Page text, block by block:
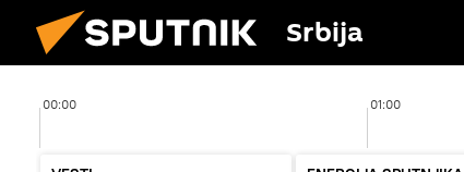
Srbija
00:00 01:00